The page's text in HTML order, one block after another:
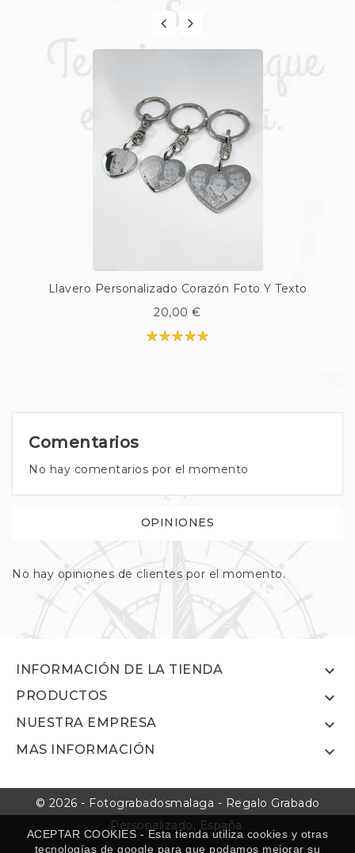
Llavero Personalizado Corazón Foto Y Texto
20,00 €
Comentarios
No hay comentarios por el momento
OPINIONES
No hay opiniones de clientes por el momento.
INFORMACIÓN DE LA TIENDA 
PRODUCTOS 
NUESTRA EMPRESA 
MAS INFORMACIÓN 
ACEPTAR COOKIES - Esta tienda utiliza cookies y otras
tecnologías de google para que podamos mejorar su
© 2026 - Fotograbadosmalaga - Regalo Grabado
Personalizado, España.